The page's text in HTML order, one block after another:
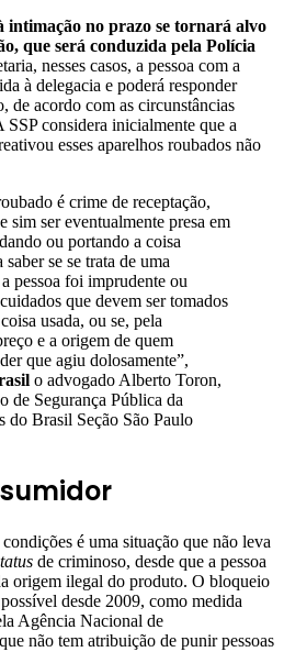
intimação no prazo se tornará alvo
que será conduzida pela Polícia
nesses casos, a pessoa com a
à delegacia e poderá responder
de acordo com as circunstâncias
SSP considera inicialmente que a
esses aparelhos roubados não
é crime de receptação,
sim ser eventualmente presa em
ou portando a coisa
se se trata de uma
pessoa foi imprudente ou
que devem ser tomados
usada, ou se, pela
e a origem de quem
que agiu dolosamente”,
o advogado Alberto Toron,
de Segurança Pública da
do Brasil Seção São Paulo
é uma situação que não leva
de criminoso, desde que a pessoa
origem ilegal do produto. O bloqueio
desde 2009, como medida
Agência Nacional de
não tem atribuição de punir pessoas